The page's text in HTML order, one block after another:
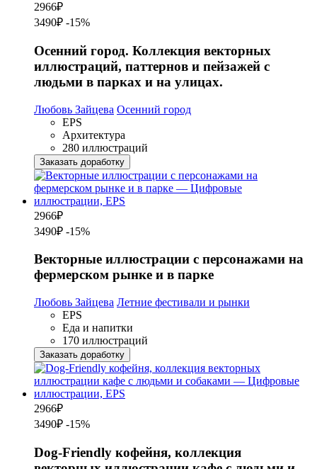
2966₽
3490₽ -15%
Осенний город. Коллекция векторных
иллюстраций, паттернов и пейзажей с
людьми в парках и на улицах.
Любовь Зайцева Осенний город
EPS
Архитектура
280 иллюстраций
Заказать доработку
2966₽
3490₽ -15%
Векторные иллюстрации с персонажами на
фермерском рынке и в парке
Любовь Зайцева Летние фестивали и рынки
EPS
Еда и напитки
170 иллюстраций
Заказать доработку
2966₽
3490₽ -15%
Dog-Friendly кофейня, коллекция